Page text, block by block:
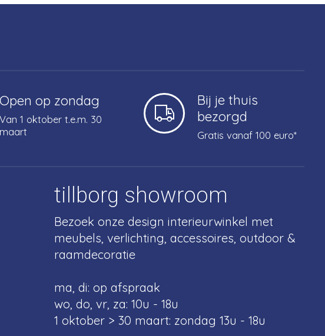
Open op zondag
Van 1 oktober t.e.m. 30
maart
Bij je thuis
bezorgd
Gratis vanaf 100 euro*
tillborg showroom
Bezoek onze design interieurwinkel met
meubels, verlichting, accessoires, outdoor &
raamdecoratie
ma, di: op afspraak
wo, do, vr, za: 10u - 18u
1 oktober > 30 maart: zondag 13u - 18u